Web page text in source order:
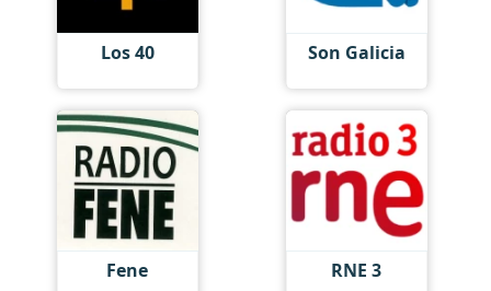
Los 40 Son Galicia
Fene RNE 3